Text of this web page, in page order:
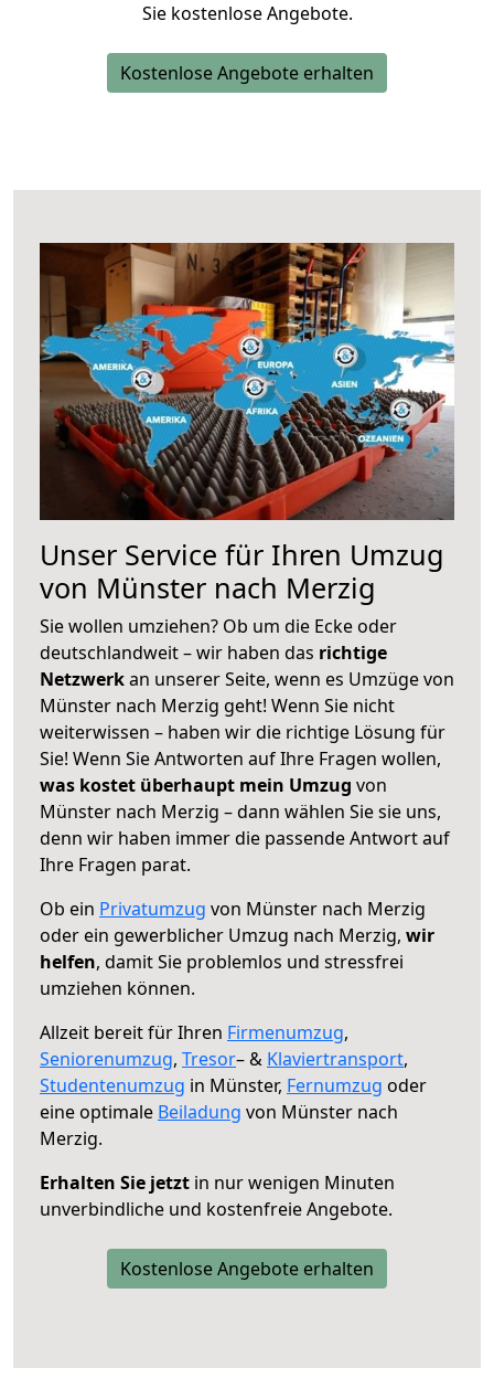
Sie kostenlose Angebote.
Kostenlose Angebote erhalten
Unser Service für Ihren Umzug
von Münster nach Merzig
Sie wollen umziehen? Ob um die Ecke oder
deutschlandweit – wir haben das richtige
Netzwerkan unserer Seite, wenn es Umzüge von
Münster nach Merzig geht! Wenn Sie nicht
weiterwissen – haben wir die richtige Lösung für
Sie! Wenn Sie Antworten auf Ihre Fragen wollen,
was kostet überhaupt mein Umzug von
Münster nach Merzig – dann wählen Sie sie uns,
denn wir haben immer die passende Antwort auf
Ihre Fragen parat.
Ob ein Privatumzug von Münster nach Merzig
oder ein gewerblicher Umzug nach Merzig, wir
helfen, damit Sie problemlos und stressfrei
umziehen können.
Allzeit bereit für Ihren Firmenumzug,
Seniorenumzug, Tresor– & Klaviertransport,
Studentenumzug in Münster, Fernumzug oder
eine optimale Beiladung von Münster nach
Merzig.
Erhalten Sie jetzt in nur wenigen Minuten
unverbindliche und kostenfreie Angebote.
Kostenlose Angebote erhalten